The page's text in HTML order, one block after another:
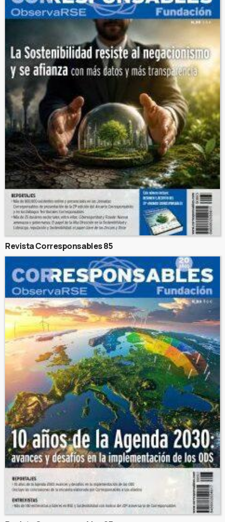
Revista Corresponsables 85